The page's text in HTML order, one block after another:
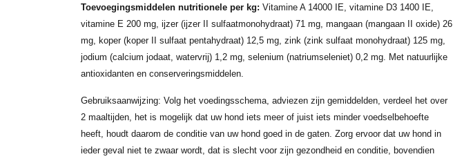
Toevoegingsmiddelen nutritionele per kg: Vitamine A 14000 IE, vitamine D3 1400 IE,
vitamine E 200 mg, ijzer (ijzer II sulfaatmonohydraat) 71 mg, mangaan (mangaan II oxide) 26
mg, koper (koper II sulfaat pentahydraat) 12,5 mg, zink (zink sulfaat monohydraat) 125 mg,
jodium (calcium jodaat, watervrij) 1,2 mg, selenium (natriumseleniet) 0,2 mg. Met natuurlijke
antioxidanten en conserveringsmiddelen.
Gebruiksaanwijzing: Volg het voedingsschema, adviezen zijn gemiddelden, verdeel het over
2 maaltijden, het is mogelijk dat uw hond iets meer of juist iets minder voedselbehoefte
heeft, houdt daarom de conditie van uw hond goed in de gaten. Zorg ervoor dat uw hond in
ieder geval niet te zwaar wordt, dat is slecht voor zijn gezondheid en conditie, bovendien